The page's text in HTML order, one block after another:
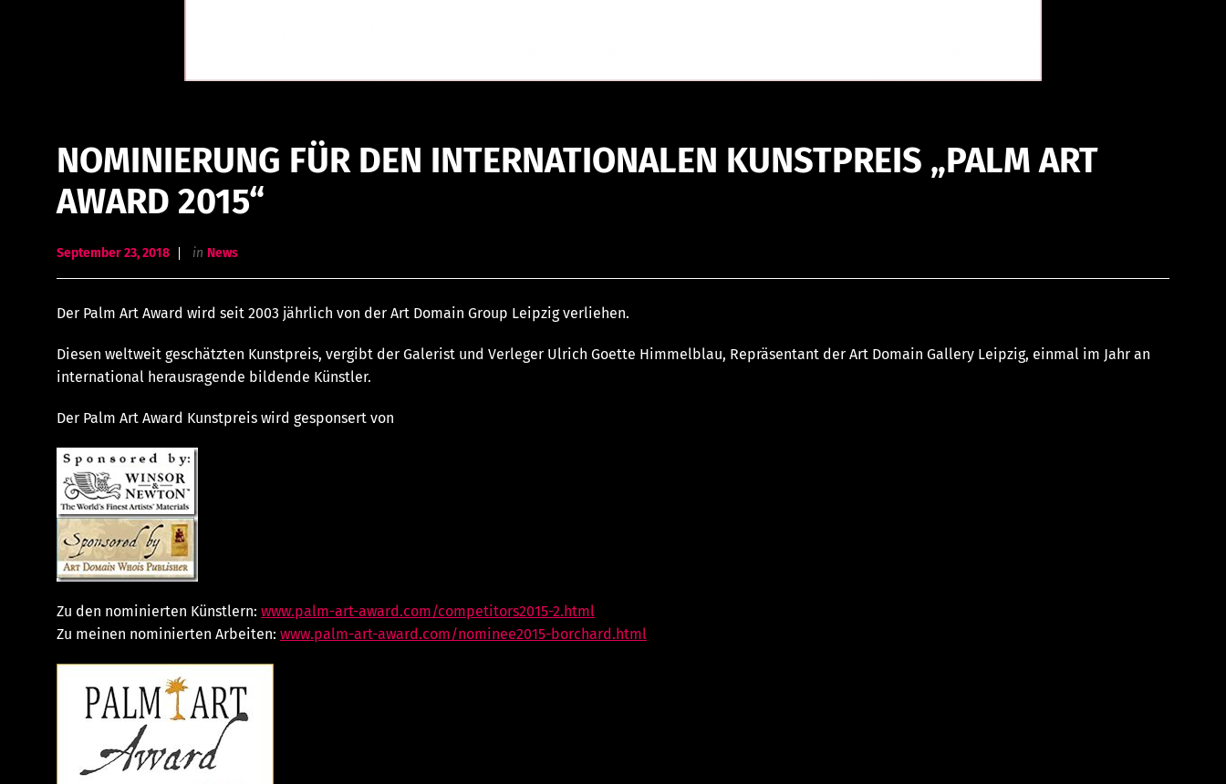
NOMINIERUNG FÜR DEN INTERNATIONALEN KUNSTPREIS „PALM ART
AWARD 2015“
September 23, 2018 in News
Der Palm Art Award wird seit 2003 jährlich von der Art Domain Group Leipzig verliehen.
Diesen weltweit geschätzten Kunstpreis, vergibt der Galerist und Verleger Ulrich Goette Himmelblau, Repräsentant der Art Domain Gallery Leipzig, einmal im Jahr an
international herausragende bildende Künstler.
Der Palm Art Award Kunstpreis wird gesponsert von
Zu den nominierten Künstlern: www.palm-art-award.com/competitors2015-2.html
Zu meinen nominierten Arbeiten: www.palm-art-award.com/nominee2015-borchard.html